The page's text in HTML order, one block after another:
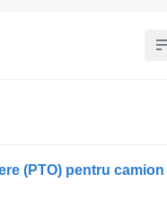
(PTO) pentru